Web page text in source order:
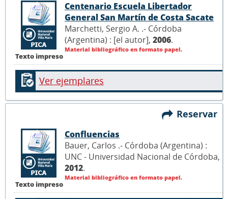
Texto impreso
Centenario Escuela Libertador
General San Martín de Costa Sacate
Marchetti, Sergio A. .- Córdoba
(Argentina) : [el autor], 2006.
Material bibliográfico en formato papel.
Ver ejemplares
Reservar
Texto impreso
Confluencias
Bauer, Carlos .- Córdoba (Argentina) :
UNC - Universidad Nacional de Córdoba,
2012.
Material bibliográfico en formato papel.